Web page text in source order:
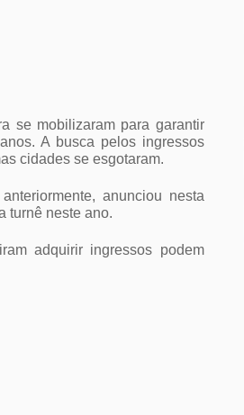
se mobilizaram para garantir
A busca pelos ingressos
cidades se esgotaram.
anunciou nesta
turnê neste ano.
adquirir ingressos podem